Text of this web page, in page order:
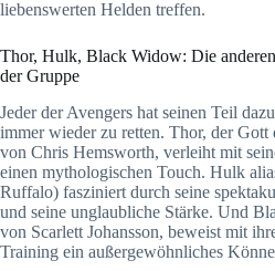
liebenswerten Helden treffen.
Thor, Hulk, Black Widow: Die
der Gruppe
Jeder der Avengers hat seinen Teil
immer wieder zu retten. Thor, der Gott
von Chris Hemsworth, verleiht mit
einen mythologischen Touch. Hulk
Ruffalo) fasziniert durch seine
und seine unglaubliche Stärke. Und
von Scarlett Johansson, beweist mit
Training ein außergewöhnliches